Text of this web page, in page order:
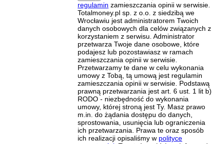
regulamin zamieszczania opinii w serwisie.
Totalmoney.pl sp. z o.o. z siedzibą we
Wrocławiu jest administratorem Twoich
danych osobowych dla celów związanych z
korzystaniem z serwisu. Administrator
przetwarza Twoje dane osobowe, które
podajesz lub pozostawiasz w ramach
zamieszczania opinii w serwisie.
Przetwarzamy te dane w celu wykonania
umowy z Tobą, tą umową jest regulamin
zamieszczania opinii w serwisie. Podstawą
prawną przetwarzania jest art. 6 ust. 1 lit b)
RODO - niezbędność do wykonania
umowy, której stroną jest Ty. Masz prawo
m.in. do żądania dostępu do danych,
sprostowania, usunięcia lub ograniczenia
ich przetwarzania. Prawa te oraz sposób
ich realizacji opisaliśmy w polityce